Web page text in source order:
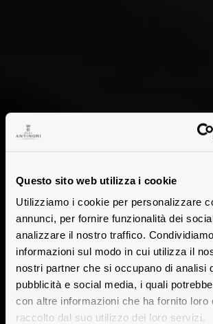
Questo sito web utilizza i cookie
Utilizziamo i cookie per personalizzare
annunci, per fornire funzionalità dei
analizzare il nostro traffico.
informazioni sul modo in cui utilizza il
nostri partner che si occupano di analisi
pubblicità e social media, i quali
con altre informazioni che ha fornito loro
raccolto dal suo utilizzo dei loro servizi.